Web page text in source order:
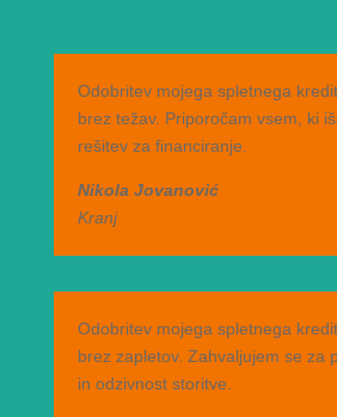
Odobritev mojega spletnega
brez težav. Priporočam vsem, ki
rešitev za financiranje.
Nikola Jovanović
Kranj
Odobritev mojega spletnega
brez zapletov. Zahvaljujem se za
in odzivnost storitve.